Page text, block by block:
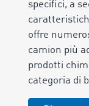
specifici, a
offre
camion più
prodotti
categoria di